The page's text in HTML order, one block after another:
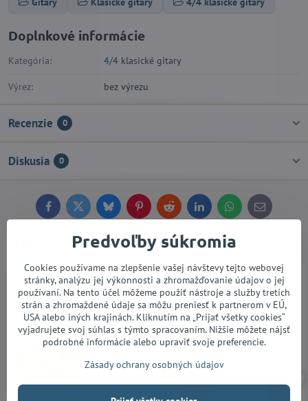
Doplnkové informácie
Kategória: 4/4 klasické gitary
Výrez: bez výrezu
Recenzie 0
Diskusia 0
FacebookTwitterBlueskyPinterestReddit LinkedInWhatsApp
E-
mail
Alternatívne produkty
5%
AKCIA
Predvoľby súkromia
Cookies používame na zlepšenie vašej návštevy tejto webovej
stránky, analýzu jej výkonnosti a zhromažďovanie údajov o jej
používaní. Na tento účel môžeme použiť nástroje a služby tretích
strán a zhromaždené údaje sa môžu preniesť k partnerom v EÚ,
USA alebo iných krajinách. Kliknutím na „Prijať všetky cookies“
vyjadrujete svoj súhlas s týmto spracovaním. Nižšie môžete nájsť
podrobné informácie alebo upraviť svoje preferencie.
Zásady ochrany osobných údajov